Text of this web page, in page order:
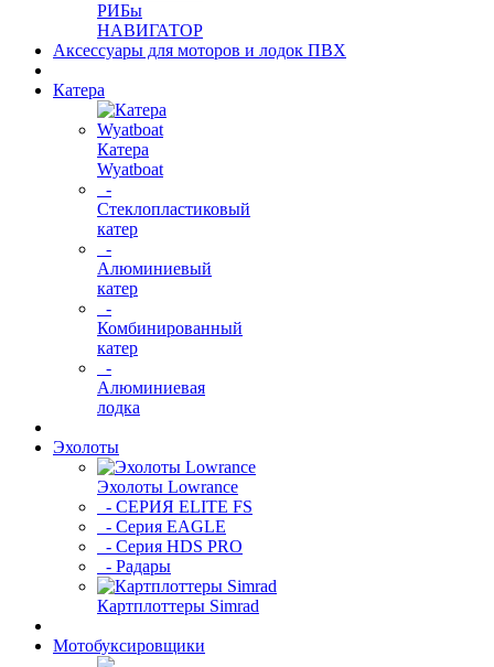
РИБы
НАВИГАТОР
Аксессуары для моторов и лодок ПВХ
Катера
Катера
Wyatboat
-
Cтеклопластиковый
катер
-
Алюминиевый
катер
-
Комбинированный
катер
-
Алюминиевая
лодка
Эхолоты
Эхолоты Lowrance
- СЕРИЯ ELITE FS
- Серия EAGLE
- Серия HDS PRO
- Радары
Картплоттеры Simrad
Мотобуксировщики